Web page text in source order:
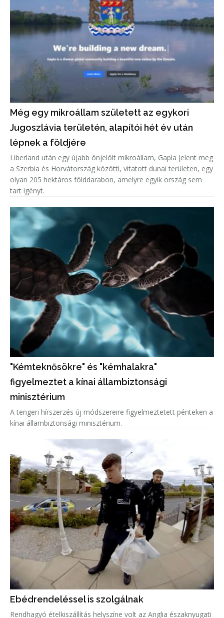
Még egy mikroállam született az egykori
Jugoszlávia területén, alapítói hét év után
lépnek a földjére
Liberland után egy újabb önjelölt mikroállam, Gapla jelent meg
a Szerbia és Horvátország közötti, vitatott dunai területen, egy
olyan 205 hektáros földdarabon, amelyre egyik ország sem
tart igényt.
"Kémteknősökre" és "kémhalakra"
figyelmeztet a kínai állambiztonsági
minisztérium
A tengeri hírszerzés új módszereire figyelmeztetett pénteken a
kínai állambiztonsági minisztérium.
Ebédrendeléssel is szolgálnak
Rendhagyó ételkiszállítás helyszíne volt az Anglia északnyugati